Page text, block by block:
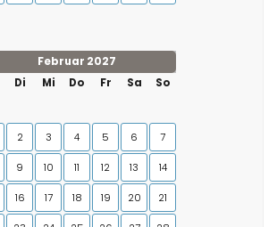
Februar 2027
Di Mi Do Fr Sa So
2 3 4 5 6 7
9 10 11 12 13 14
16 17 18 19 20 21